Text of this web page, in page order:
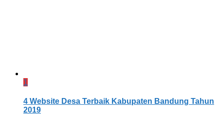
1
4 Website Desa Terbaik Kabupaten Bandung Tahun
2019